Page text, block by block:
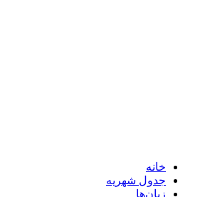
خانه
جدول شهریه
زبان‌ها